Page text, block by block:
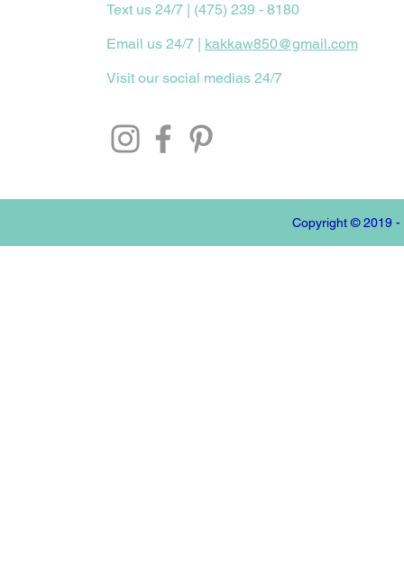
Text us 24/7 | (475) 239 - 8180
Email us 24/7 | kakkaw850@gmail.com
Visit our social medias 24/7
Copyright © 2019 -